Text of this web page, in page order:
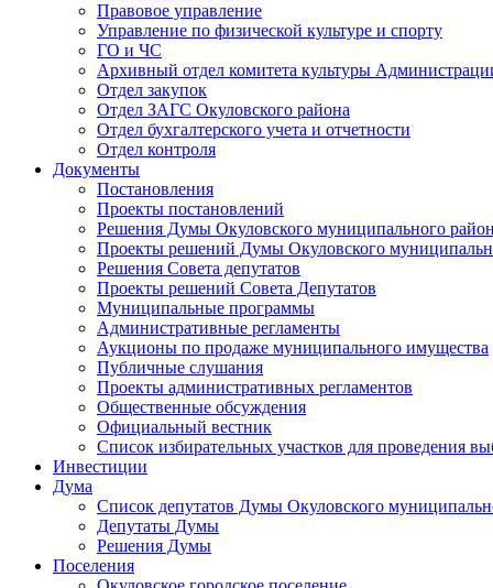
Правовое управление
Управление по физической культуре и спорту
ГО и ЧС
Архивный отдел комитета культуры
Отдел закупок
Отдел ЗАГС Окуловского района
Отдел бухгалтерского учета и отчетности
Отдел контроля
Документы
Постановления
Проекты постановлений
Решения Думы Окуловского муниципального
Проекты решений Думы Окуловского
Решения Совета депутатов
Проекты решений Совета Депутатов
Муниципальные программы
Административные регламенты
Аукционы по продаже муниципального имущества
Публичные слушания
Проекты административных регламентов
Общественные обсуждения
Официальный вестник
Список избирательных участков для проведения
Инвестиции
Дума
Список депутатов Думы Окуловского
Депутаты Думы
Решения Думы
Поселения